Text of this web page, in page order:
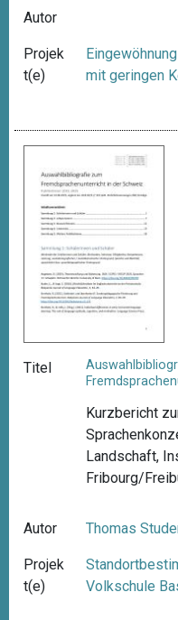
Autor
Projek
t(e)
mit geringen
Titel
Kurzbericht
Landschaft,
Fribourg/
Autor Thomas
Projek
t(e)
Volkschule